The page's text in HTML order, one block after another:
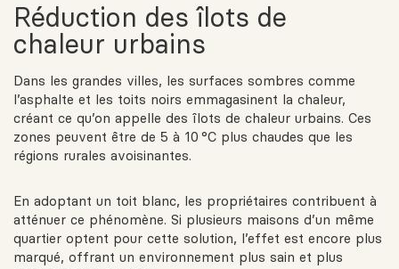
Réduction des îlots de
chaleur urbains
Dans les grandes villes, les surfaces sombres comme
l’asphalte et les toits noirs emmagasinent la chaleur,
créant ce qu’on appelle des îlots de chaleur urbains. Ces
zones peuvent être de 5 à 10 °C plus chaudes que les
régions rurales avoisinantes.
En adoptant un toit blanc, les propriétaires contribuent à
atténuer ce phénomène. Si plusieurs maisons d’un même
quartier optent pour cette solution, l’effet est encore plus
marqué, offrant un environnement plus sain et plus